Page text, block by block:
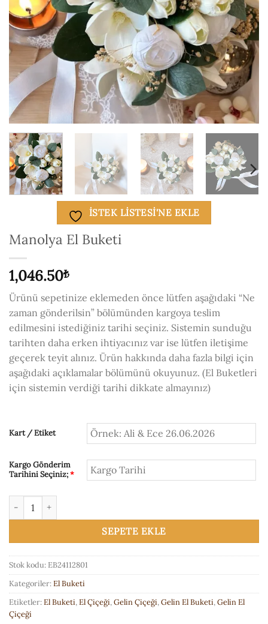
ISTEK LISTESI'NE EKLE
Manolya El Buketi
1,046.50₺
Ürünü sepetinize eklemeden önce lütfen aşağıdaki “Ne
zaman gönderilsin” bölümünden kargoya teslim
edilmesini istediğiniz tarihi seçiniz. Sistemin sunduğu
tarihten daha erken ihtiyacınız var ise lütfen iletişime
geçerek teyit alınız. Ürün hakkında daha fazla bilgi için
aşağıdaki açıklamalar bölümünü okuyunuz. (El Buketleri
için sistemin verdiği tarihi dikkate almayınız)
Kart / Etiket
Kargo Gönderim
Tarihini Seçiniz;*
SEPETE EKLE
Stok kodu: EB24112801
Kategoriler:El Buketi
Etiketler:El Buketi,El Çiçeği,Gelin Çiçeği,Gelin El Buketi,Gelin El
Çiçeği